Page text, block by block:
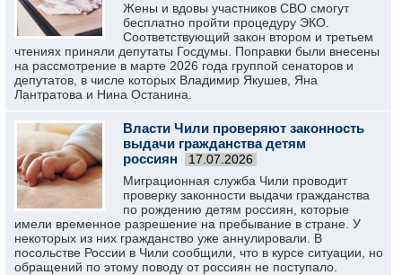
Жены и вдовы участников СВО смогут
бесплатно пройти процедуру ЭКО.
Соответствующий закон втором и третьем
чтениях приняли депутаты Госдумы. Поправки были внесены
на рассмотрение в марте 2026 года группой сенаторов и
депутатов, в числе которых Владимир Якушев, Яна
Лантратова и Нина Останина.
Власти Чили проверяют законность
выдачи гражданства детям
россиян
17.07.2026
Миграционная служба Чили проводит
проверку законности выдачи гражданства
по рождению детям россиян, которые
имели временное разрешение на пребывание в стране. У
некоторых из них гражданство уже аннулировали. В
посольстве России в Чили сообщили, что в курсе ситуации, но
обращений по этому поводу от россиян не поступало.